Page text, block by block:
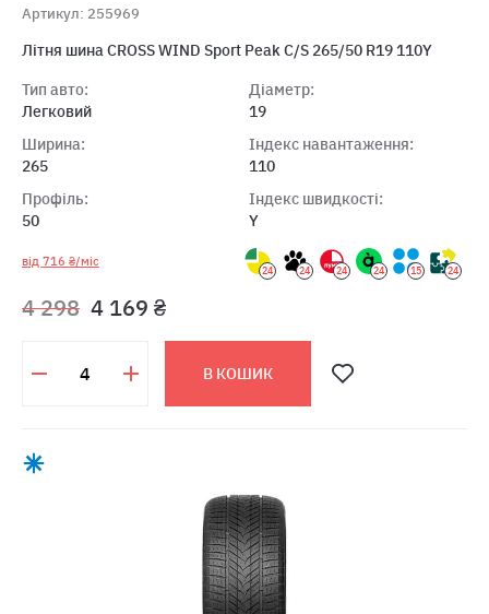
Артикул: 255969
Літня шина CROSS WIND Sport Peak C/S 265/50 R19 110Y
Тип авто:
Легковий
Ширина:
265
Профіль:
50
Діаметр:
19
Індекс навантаження:
110
Індекс швидкості:
Y
від 716 ₴/міс
24 24 24 24 15 24
4 298 4 169 ₴
В КОШИК